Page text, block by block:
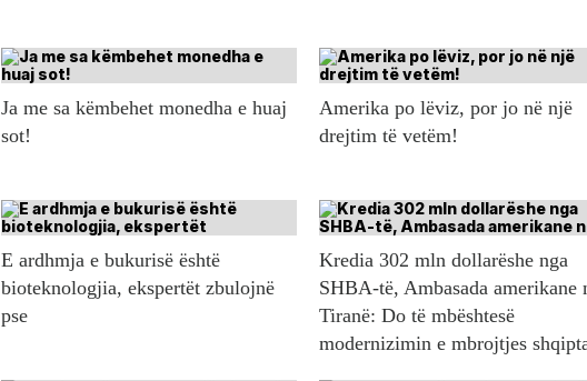
Ja me sa këmbehet monedha e huaj
sot!
Amerika po lëviz, por jo në një
drejtim të vetëm!
E ardhmja e bukurisë është
bioteknologjia, ekspertët zbulojnë
pse
Kredia 302 mln dollarëshe nga
SHBA-të, Ambasada amerikane
Tiranë: Do të mbështesë
modernizimin e mbrojtjes